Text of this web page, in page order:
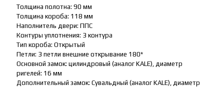
Толщина полотна: 90 мм
Толщина короба: 118 мм
Наполнитель двери: ППС
Контуры уплотнения: 3 контура
Тип короба: Открытый
Петли: 3 петли внешние открывание 180*
Основной замок: цилиндровый (аналог KALE), диаметр
ригелей: 16 мм
Дополнительный замок: Сувальдный (аналог KALE), диаметр